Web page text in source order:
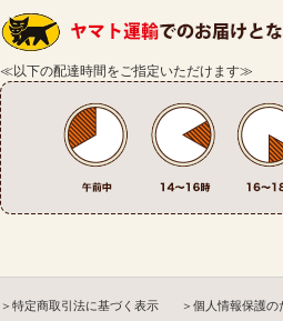
≪以下の配達時間をご指定いただけます≫
＞特定商取引法に基づく表示 ＞個人情報保護